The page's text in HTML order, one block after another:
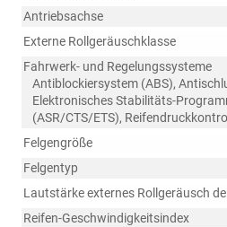
Antriebsachse
Externe Rollgeräuschklasse
Fahrwerk- und Regelungssysteme
Antiblockiersystem (ABS),
Elektronisches Stabilitäts-
(ASR/CTS/ETS),
Felgengröße
Felgentyp
Lautstärke externes Rollgeräusch
Reifen-Geschwindigkeitsindex